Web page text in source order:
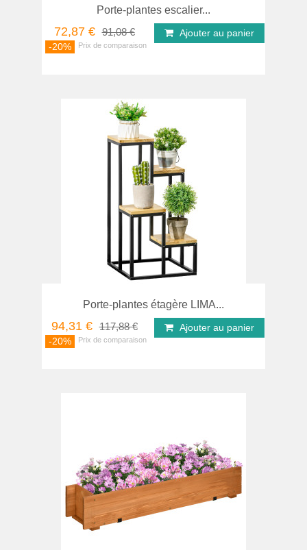
Porte-plantes escalier...
72,87 € 91,08 €
-20%
Ajouter au panier
Porte-plantes étagère LIMA...
94,31 € 117,88 €
-20%
Ajouter au panier